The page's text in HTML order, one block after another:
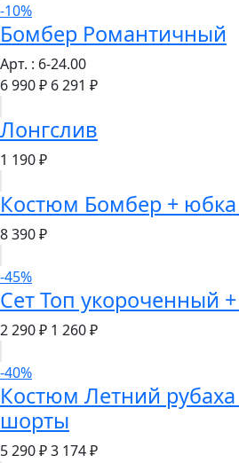
-10%
Бомбер Романтичный
Арт. : 6-24.00
6 990 ₽ 6 291 ₽
Лонгслив
1 190 ₽
Костюм Бомбер +
8 390 ₽
-45%
Сет Топ укороченный
2 290 ₽ 1 260 ₽
-40%
Костюм Летний
шорты
5 290 ₽3 174 ₽